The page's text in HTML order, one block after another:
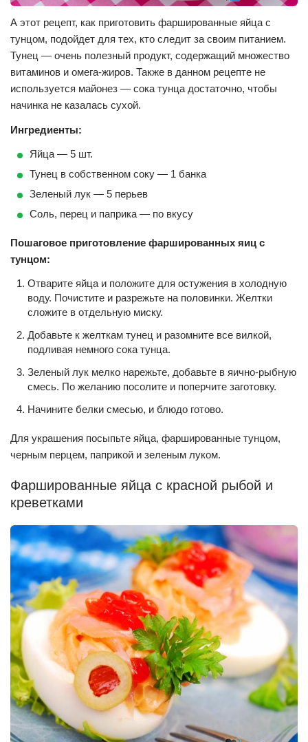
А этот рецепт, как приготовить фаршированные яйца с
тунцом, подойдет для тех, кто следит за своим питанием.
Тунец — очень полезный продукт, содержащий множество
витаминов и омега-жиров. Также в данном рецепте не
используется майонез — сока тунца достаточно, чтобы
начинка не казалась сухой.
Ингредиенты:
Яйца — 5 шт.
Тунец в собственном соку — 1 банка
Зеленый лук — 5 перьев
Соль, перец и паприка — по вкусу
Пошаговое приготовление фаршированных яиц с
тунцом:
Отварите яйца и положите для остужения в холодную
воду. Почистите и разрежьте на половинки. Желтки
сложите в отдельную миску.
Добавьте к желткам тунец и разомните все вилкой,
подливая немного сока тунца.
Зеленый лук мелко нарежьте, добавьте в яично-рыбную
смесь. По желанию посолите и поперчите заготовку.
Начините белки смесью, и блюдо готово.
Для украшения посыпьте яйца, фаршированные тунцом,
черным перцем, паприкой и зеленым луком.
Фаршированные яйца с красной рыбой и
креветками